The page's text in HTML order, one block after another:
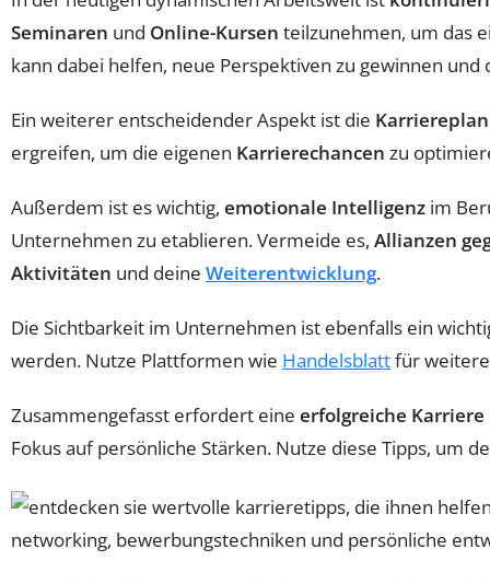
Seminaren und Online-Kursen teilzunehmen, um das
kann dabei helfen, neue Perspektiven zu gewinnen und
Ein weiterer entscheidender Aspekt ist die
ergreifen, um die eigenen Karrierechancen zu
Außerdem ist es wichtig, emotionale Intelligenz im
Unternehmen zu etablieren. Vermeide es, Allianzen
Aktivitäten und deine Weiterentwicklung.
Die Sichtbarkeit im Unternehmen ist ebenfalls ein
werden. Nutze Plattformen wie Handelsblattfür
Zusammengefasst erfordert eine erfolgreiche Karriere
Fokus auf persönliche Stärken. Nutze diese Tipps, um